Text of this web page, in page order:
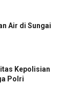
Air di Sungai
Kepolisian
Polri